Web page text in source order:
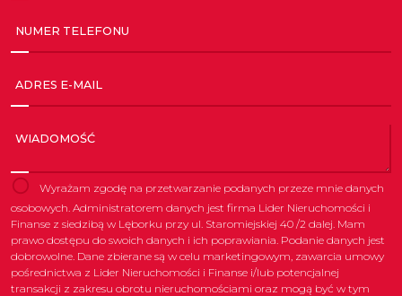
NUMER TELEFONU
ADRES E-MAIL
WIADOMOŚĆ
Wyrażam zgodę na przetwarzanie podanych przeze mnie danych
osobowych. Administratorem danych jest firma Lider Nieruchomości i
Finanse z siedzibą w Lęborku przy ul. Staromiejskiej 40 /2 dalej. Mam
prawo dostępu do swoich danych i ich poprawiania. Podanie danych jest
dobrowolne. Dane zbierane są w celu marketingowym, zawarcia umowy
pośrednictwa z Lider Nieruchomości i Finanse i/lub potencjalnej
transakcji z zakresu obrotu nieruchomościami oraz mogą być w tym